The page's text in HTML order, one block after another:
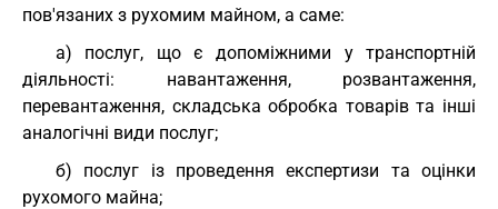
пов'язаних з рухомим майном, а саме:
а) послуг, що є допоміжними у транспортній
діяльності: навантаження, розвантаження,
перевантаження, складська обробка товарів та інші
аналогічні види послуг;
б) послуг із проведення експертизи та оцінки
рухомого майна;